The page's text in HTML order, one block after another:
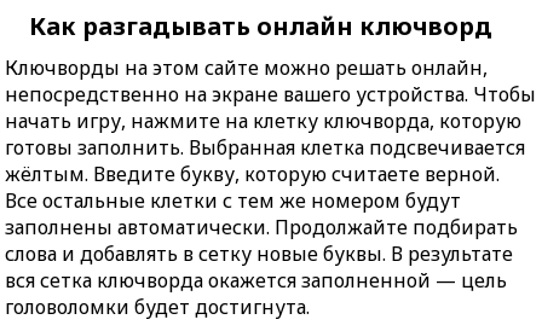
Как разгадывать онлайн ключворд
Ключворды на этом сайте можно решать онлайн,
непосредственно на экране вашего устройства. Чтобы
начать игру, нажмите на клетку ключворда, которую
готовы заполнить. Выбранная клетка подсвечивается
жёлтым. Введите букву, которую считаете верной.
Все остальные клетки с тем же номером будут
заполнены автоматически. Продолжайте подбирать
слова и добавлять в сетку новые буквы. В результате
вся сетка ключворда окажется заполненной — цель
головоломки будет достигнута.